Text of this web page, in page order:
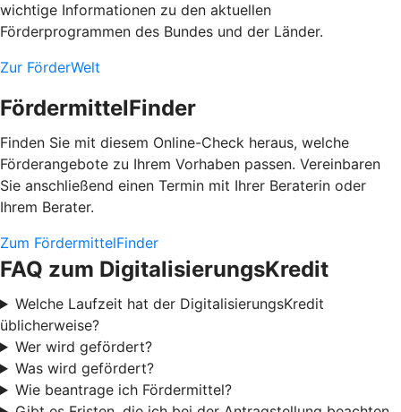
wichtige Informationen zu den aktuellen
Förderprogrammen des Bundes und der Länder.
Zur FörderWelt
FördermittelFinder
Finden Sie mit diesem Online-Check heraus, welche
Förderangebote zu Ihrem Vorhaben passen. Vereinbaren
Sie anschließend einen Termin mit Ihrer Beraterin oder
Ihrem Berater.
Zum FördermittelFinder
FAQ zum DigitalisierungsKredit
Welche Laufzeit hat der DigitalisierungsKredit
üblicherweise?
Wer wird gefördert?
Was wird gefördert?
Wie beantrage ich Fördermittel?